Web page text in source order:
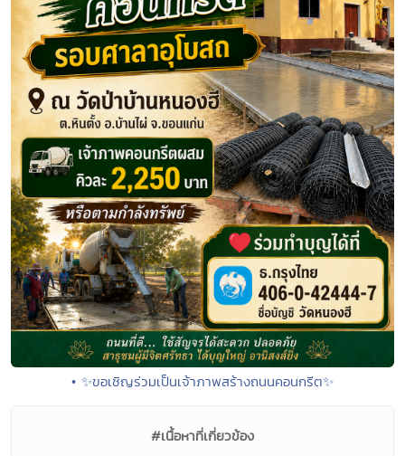
• ✨ขอเชิญร่วมเป็นเจ้าภาพสร้างถนนคอนกรีต✨
#เนื้อหาที่เกี่ยวข้อง